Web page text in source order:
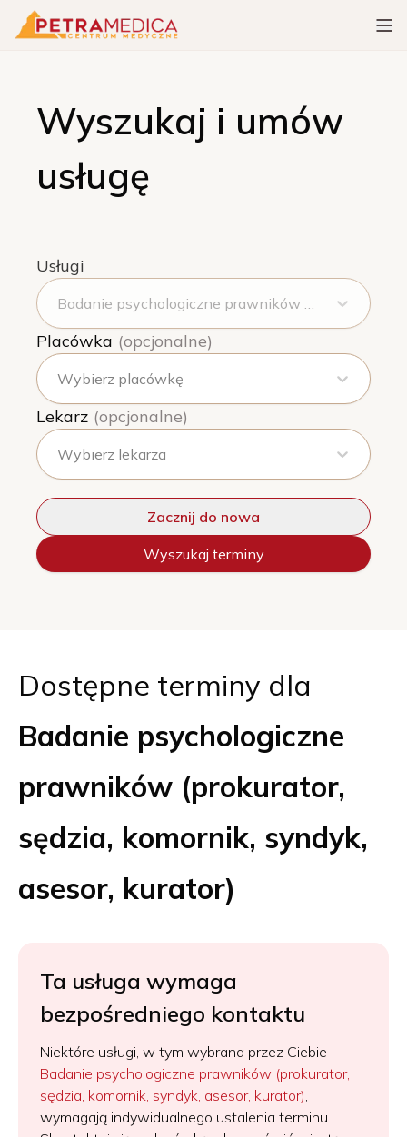
Wyszukaj i umów
usługę
Usługi
Badanie psychologiczne prawników (prokurator, sędzia, komornik, syndyk, asesor, kurator)
Placówka (opcjonalne)
Wybierz placówkę
Lekarz (opcjonalne)
Wybierz lekarza
Zacznij do nowa
Wyszukaj terminy
Dostępne terminy dla
Badanie psychologiczne
prawników (prokurator,
sędzia, komornik, syndyk,
asesor, kurator)
Ta usługa wymaga
bezpośredniego kontaktu
Niektóre usługi, w tym wybrana przez Ciebie
Badanie psychologiczne prawników (prokurator,
sędzia, komornik, syndyk, asesor, kurator),
wymagają indywidualnego ustalenia terminu.